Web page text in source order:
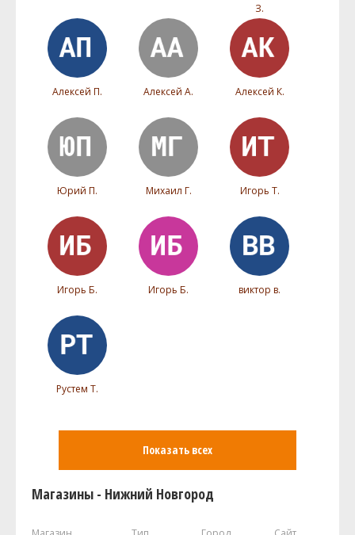
З.
Алексей П. Алексей А. Алексей К.
Юрий П. Михаил Г. Игорь Т.
Игорь Б. Игорь Б. виктор в.
Рустем Т.
Показать всех
Магазины - Нижний Новгород